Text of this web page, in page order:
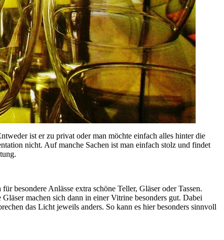
ist er zu privat oder man möchte einfach alles hinter die
nicht. Auf manche Sachen ist man einfach stolz und findet
besondere Anlässe extra schöne Teller, Gläser oder Tassen.
machen sich dann in einer Vitrine besonders gut. Dabei
das Licht jeweils anders. So kann es hier besonders sinnvoll